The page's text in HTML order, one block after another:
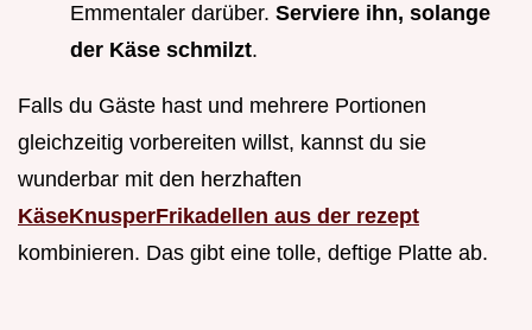
Emmentaler darüber. Serviere ihn, solange
der Käse schmilzt.
Falls du Gäste hast und mehrere Portionen
gleichzeitig vorbereiten willst, kannst du sie
wunderbar mit den herzhaften
KäseKnusperFrikadellen aus der rezept
kombinieren. Das gibt eine tolle, deftige Platte ab.